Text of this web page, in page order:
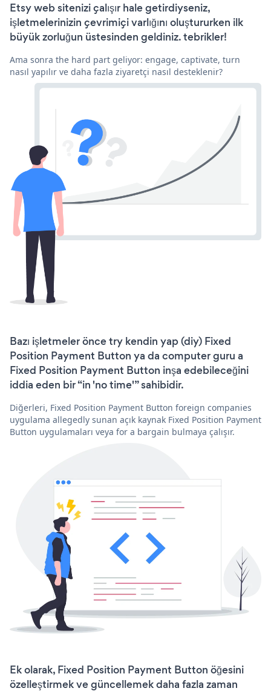
Etsy web sitenizi çalışır hale getirdiyseniz,
işletmelerinizin çevrimiçi varlığını oluştururken ilk
büyük zorluğun üstesinden geldiniz. tebrikler!
Ama sonra the hard part geliyor: engage, captivate, turn
nasıl yapılır ve daha fazla ziyaretçi nasıl desteklenir?
Bazı işletmeler önce try kendin yap (diy) Fixed
Position Payment Button ya da computer guru a
Fixed Position Payment Button inşa edebileceğini
iddia eden bir “in 'no time'” sahibidir.
Diğerleri, Fixed Position Payment Button foreign companies
uygulama allegedly sunan açık kaynak Fixed Position Payment
Button uygulamaları veya for a bargain bulmaya çalışır.
Ek olarak, Fixed Position Payment Button öğesini
özelleştirmek ve güncellemek daha fazla zaman